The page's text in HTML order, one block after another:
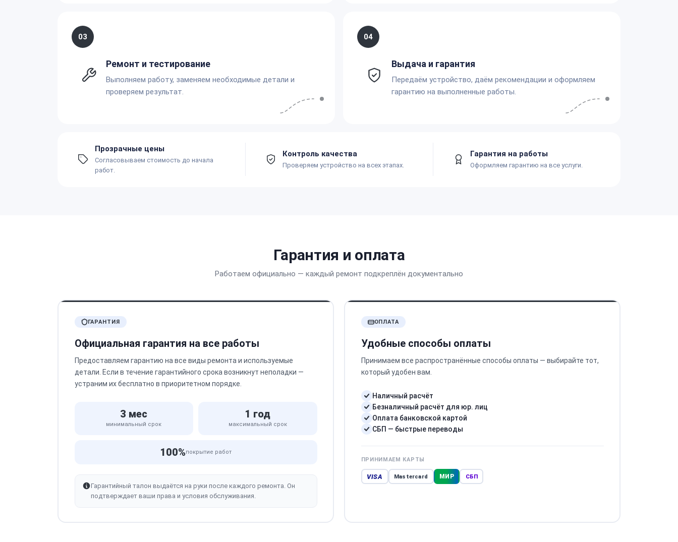
03
Ремонт и тестирование
Выполняем работу, заменяем необходимые детали и
проверяем результат.
04
Выдача и гарантия
Передаём устройство, даём рекомендации и оформляем
гарантию на выполненные работы.
Прозрачные цены
Согласовываем стоимость до начала
работ.
Контроль качества
Проверяем устройство на всех этапах.
Гарантия на работы
Оформляем гарантию на все услуги.
Гарантия и оплата
Работаем официально — каждый ремонт подкреплён документально
ГАРАНТИЯ
Официальная гарантия на все работы
Предоставляем гарантию на все виды ремонта и используемые
детали. Если в течение гарантийного срока возникнут неполадки —
устраним их бесплатно в приоритетном порядке.
3 мес
минимальный срок
1 год
максимальный срок
100%покрытие работ
Гарантийный талон выдаётся на руки после каждого ремонта. Он
подтверждает ваши права и условия обслуживания.
ОПЛАТА
Удобные способы оплаты
Принимаем все распространённые способы оплаты — выбирайте тот,
который удобен вам.
Наличный расчёт
Безналичный расчёт для юр. лиц
Оплата банковской картой
СБП — быстрые переводы
ПРИНИМАЕМ КАРТЫ
VISA Mastercard МИР СБП